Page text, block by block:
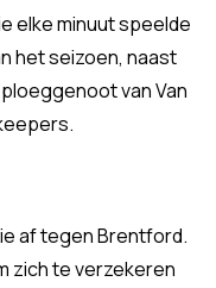
elke minuut speelde
het seizoen, naast
van Van
af tegen Brentford.
zich te verzekeren